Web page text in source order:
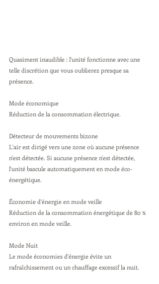
Quasiment inaudible : l'unité fonctionne avec une
telle discrétion que vous oublierez presque sa
présence.
Mode économique
Réduction de la consommation électrique.
Détecteur de mouvements bizone
L'air est dirigé vers une zone où aucune présence
n'est détectée. Si aucune présence n'est détectée,
l'unité bascule automatiquement en mode éco-
énergétique.
Économie d'énergie en mode veille
Réduction de la consommation énergétique de 80 %
environ en mode veille.
Mode Nuit
Le mode économies d'énergie évite un
rafraîchissement ou un chauffage excessif la nuit.